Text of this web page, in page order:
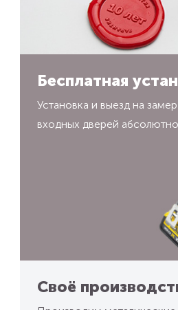
Бесплатная
Установка и выезд на
входных дверей
Своё